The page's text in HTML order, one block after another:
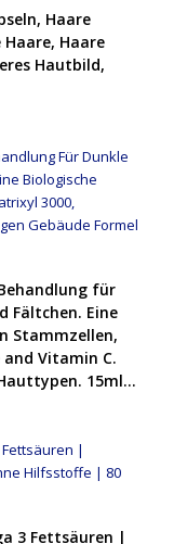
Haare
Haare
Hautbild,
für
Fältchen. Eine
Stammzellen,
Vitamin C.
15ml…
3 Fettsäuren |